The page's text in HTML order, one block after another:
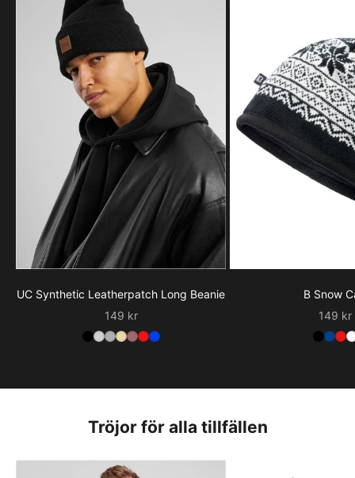
UC Synthetic Leatherpatch Long Beanie
Sale
149 kr
B Snow
Sale
149 kr
Tröjor för alla tillfällen